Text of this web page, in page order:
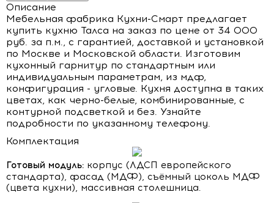
Описание
Мебельная фабрика Кухни-Смарт предлагает
купить кухню Талса на заказ по цене от 34 000
руб. за п.м., с гарантией, доставкой и установкой
по Москве и Московской области. Изготовим
кухонный гарнитур по стандартным или
индивидуальным параметрам, из мдф,
конфигурация - угловые. Кухня доступна в таких
цветах, как черно-белые, комбинированные, с
контурной подсветкой и без. Узнайте
подробности по указанному телефону.
Комплектация
Готовый модуль: корпус (ЛДСП европейского
стандарта), фасад (МДФ), съёмный цоколь МДФ
(цвета кухни), массивная столешница.